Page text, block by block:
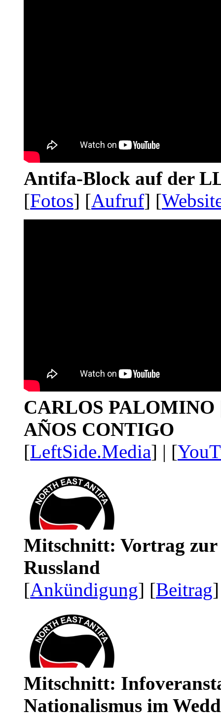
Antifa-Block auf der
[Fotos] [Aufruf] [
CARLOS PALOMINO
AÑOS CONTIGO
[LeftSide.Media] | [
Mitschnitt: Vortrag zur
Russland
[Ankündigung] [Beitrag
Mitschnitt:
Nationalismus im